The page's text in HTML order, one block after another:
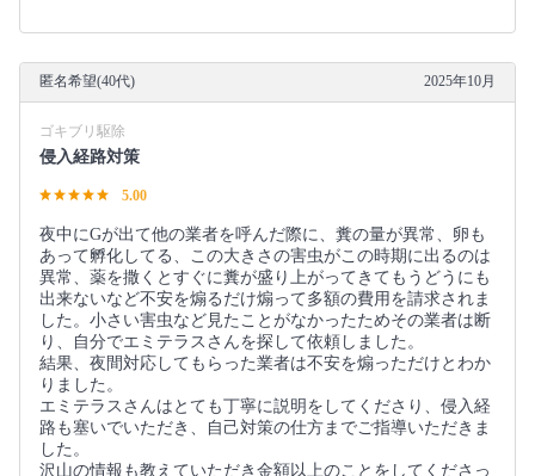
匿名希望(40代) 2025年10月
ゴキブリ駆除
侵入経路対策
5.00
夜中にGが出て他の業者を呼んだ際に、糞の量が異常、卵も
あって孵化してる、この大きさの害虫がこの時期に出るのは
異常、薬を撒くとすぐに糞が盛り上がってきてもうどうにも
出来ないなど不安を煽るだけ煽って多額の費用を請求されま
した。小さい害虫など見たことがなかったためその業者は断
り、自分でエミテラスさんを探して依頼しました。
結果、夜間対応してもらった業者は不安を煽っただけとわか
りました。
エミテラスさんはとても丁寧に説明をしてくださり、侵入経
路も塞いでいただき、自己対策の仕方までご指導いただきま
した。
沢山の情報も教えていただき金額以上のことをしてくださっ